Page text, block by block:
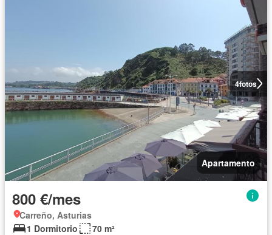
4fotos
Apartamento
800 €/mes
Carreño, Asturias
1 Dormitorio
70 m²